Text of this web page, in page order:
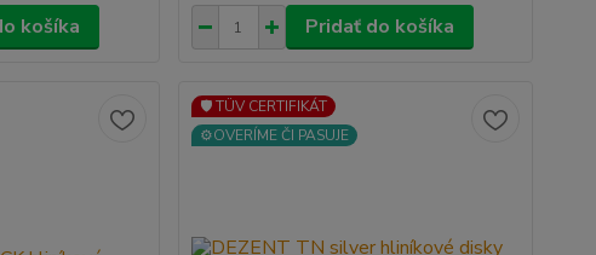
košíka Pridať do košíka
🛡️ TÜV CERTIFIKÁT
⚙️OVERÍME ČI PASUJE